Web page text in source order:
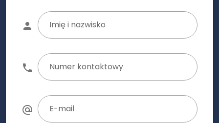
Imię i nazwisko
Numer kontaktowy
E-mail